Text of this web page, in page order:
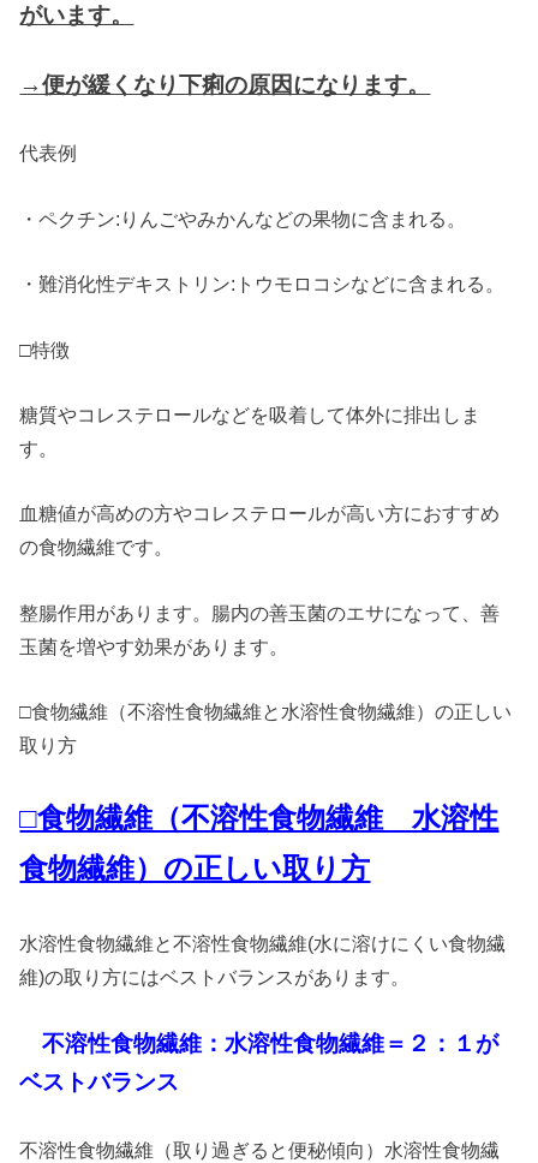
がいます。
→便が緩くなり下痢の原因になります。
代表例
・ペクチン:りんごやみかんなどの果物に含まれる。
・難消化性デキストリン:トウモロコシなどに含まれる。
□特徴
糖質やコレステロールなどを吸着して体外に排出しま
す。
血糖値が高めの方やコレステロールが高い方におすすめ
の食物繊維です。
整腸作用があります。腸内の善玉菌のエサになって、善
玉菌を増やす効果があります。
□食物繊維（不溶性食物繊維と水溶性食物繊維）の正しい
取り方
□食物繊維（不溶性食物繊維 水溶性
食物繊維）の正しい取り方
水溶性食物繊維と不溶性食物繊維(水に溶けにくい食物繊
維)の取り方にはベストバランスがあります。
不溶性食物繊維：水溶性食物繊維＝２：１が
ベストバランス
不溶性食物繊維（取り過ぎると便秘傾向）水溶性食物繊